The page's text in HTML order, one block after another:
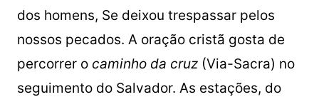
dos homens, Se deixou trespassar pelos
nossos pecados. A oração cristã gosta de
percorrer o caminho da cruz (Via-Sacra) no
seguimento do Salvador. As estações, do